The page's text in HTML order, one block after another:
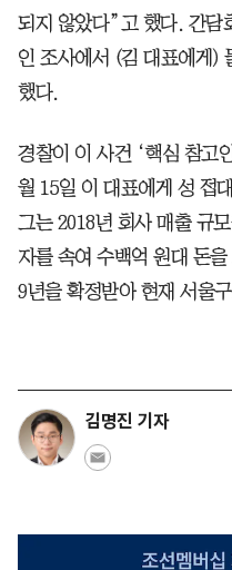
되지 않았다”고 했다. 간담
인 조사에서 (김 대표에게)
했다.
경찰이 이 사건 ‘핵심 참고
월 15일 이 대표에게 성 접
그는 2018년 회사 매출 규
자를 속여 수백억 원대 돈
9년을 확정받아 현재 서울
김명진 기자